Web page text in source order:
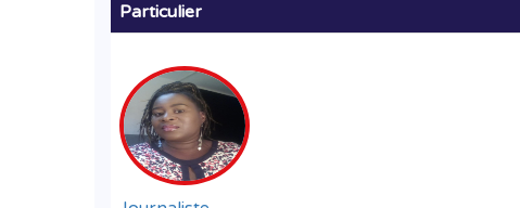
Particulier